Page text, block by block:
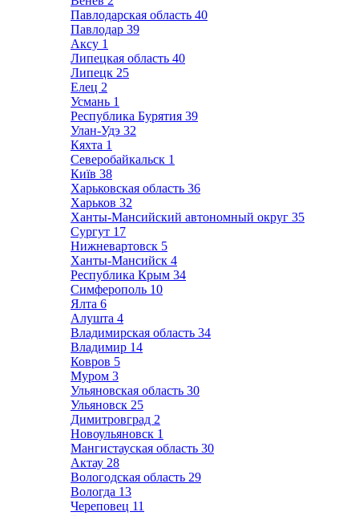
Павлодарская область 40
Павлодар 39
Аксу 1
Липецкая область 40
Липецк 25
Елец 2
Усмань 1
Республика Бурятия 39
Улан-Удэ 32
Кяхта 1
Северобайкальск 1
Київ 38
Харьковская область 36
Харьков 32
Ханты-Мансийский автономный округ 35
Сургут 17
Нижневартовск 5
Ханты-Мансийск 4
Республика Крым 34
Симферополь 10
Ялта 6
Алушта 4
Владимирская область 34
Владимир 14
Ковров 5
Муром 3
Ульяновская область 30
Ульяновск 25
Димитровград 2
Новоульяновск 1
Мангистауская область 30
Актау 28
Вологодская область 29
Вологда 13
Череповец 11